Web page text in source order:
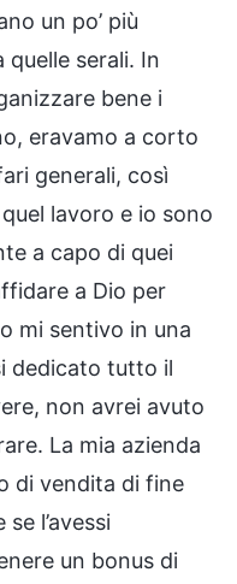
un po’ più
serali. In
bene i
eravamo a corto
generali, così
lavoro e io sono
a capo di quei
a Dio per
mi sentivo in una
dedicato tutto il
non avrei avuto
La mia azienda
di vendita di fine
l’avessi
un bonus di